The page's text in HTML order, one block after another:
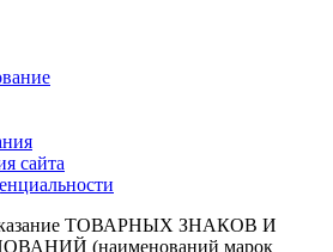
сайта
ТОВАРНЫХ ЗНАКОВ И
(наименований марок